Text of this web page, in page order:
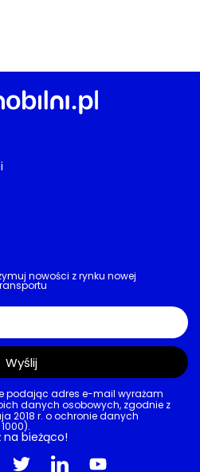
nowości z rynku nowej
podając adres e-mail wyrażam
danych osobowych, zgodnie z
2018 r. o ochronie danych
Wyślij
na bieżąco!